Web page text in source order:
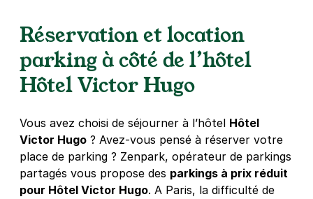
Royal Garden Hotel
218 rue du Faubourg Saint-Honoré
75008Paris
4,50 €/heure ,42 €/jour,113 €/semaine(tarifs dégressifs)
+ Abonnements disponibles
Réservation et location
parking à côté de l’hôtel
Hôtel Victor Hugo
Vous avez choisi de séjourner à l’hôtel Hôtel
Victor Hugo ? Avez-vous pensé à réserver votre
place de parking ? Zenpark, opérateur de parkings
partagés vous propose des parkings à prix réduit
pour Hôtel Victor Hugo. A Paris, la difficulté de